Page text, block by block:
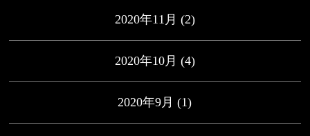
2020年11月 (2)
2020年10月 (4)
2020年9月 (1)